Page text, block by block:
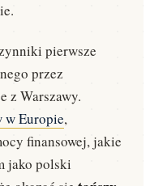
pierwsze
przez
z Warszawy.
w Europie,
finansowej, jakie
jako polski